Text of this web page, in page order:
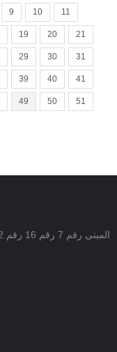
9 10 11
19 20 21
29 30 31
39 40 41
49 50 51